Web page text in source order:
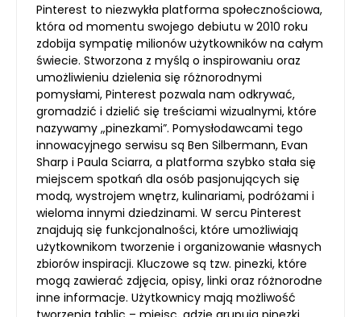
Pinterest to niezwykła platforma społecznościowa,
która od momentu swojego debiutu w 2010 roku
zdobija sympatię milionów użytkowników na całym
świecie. Stworzona z myślą o inspirowaniu oraz
umożliwieniu dzielenia się różnorodnymi
pomysłami, Pinterest pozwala nam odkrywać,
gromadzić i dzielić się treściami wizualnymi, które
nazywamy „pinezkami”. Pomysłodawcami tego
innowacyjnego serwisu są Ben Silbermann, Evan
Sharp i Paula Sciarra, a platforma szybko stała się
miejscem spotkań dla osób pasjonujących się
modą, wystrojem wnętrz, kulinariami, podróżami i
wieloma innymi dziedzinami. W sercu Pinterest
znajdują się funkcjonalności, które umożliwiają
użytkownikom tworzenie i organizowanie własnych
zbiorów inspiracji. Kluczowe są tzw. pinezki, które
mogą zawierać zdjęcia, opisy, linki oraz różnorodne
inne informacje. Użytkownicy mają możliwość